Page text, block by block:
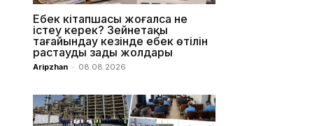
Еңбек кітапшасы жоғалса не
істеу керек? Зейнетақы
тағайындау кезінде еңбек өтілін
растаудың заңды жолдары
Aripzhan - 08.08.2026